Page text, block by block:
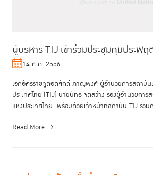
ผู้บริหาร TIJ เข้าร่วมประชุมคุมประพฤ
14 ต.ค. 2556
เอกอัครราชทูตอดิศักดิ์ ภาณุพงศ์ ผู้อำนวยการสถาบัน
ประเทศไทย (TIJ) นายนัทธี จิตสว่าง รองผู้อำนวยการ
แห่งประเทศไทย พร้อมด้วยเจ้าหน้าที่สถาบัน TIJ ร่วม
Read More